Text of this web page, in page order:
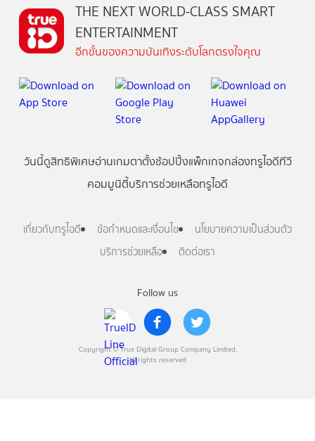
Follow us
Copyright © True Digital Group Company Limited.
All rights reserved
THE NEXT WORLD-CLASS SMART
ENTERTAINMENT
อีกขั้นของความบันเทิงระดับโลกตรงใจคุณ
วันนี้ดูสิทธิพิเศษอ่านเกมตาตั้งช้อปปิ้งแพ็กเกจกล่องทรูไอดีทีวี
คอมมูนิตี้บริการช่วยเหลือทรูไอดี
เกี่ยวกับทรูไอดี ข้อกำหนดและเงื่อนไข
นโยบายความเป็นส่วนตัว
บริการช่วยเหลือ
ติดต่อเรา